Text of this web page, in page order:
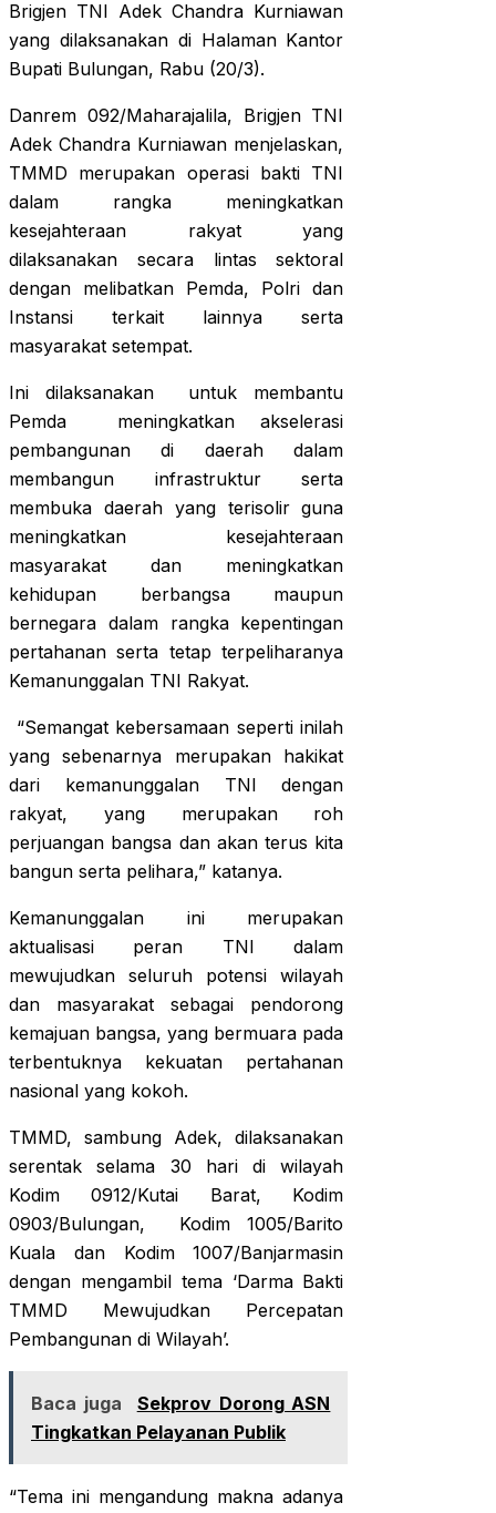
Brigjen TNI Adek Chandra Kurniawan
yang dilaksanakan di Halaman Kantor
Bupati Bulungan, Rabu (20/3).
Danrem 092/Maharajalila, Brigjen TNI
Adek Chandra Kurniawan menjelaskan,
TMMD merupakan operasi bakti TNI
dalam rangka meningkatkan
kesejahteraan rakyat yang
dilaksanakan secara lintas sektoral
dengan melibatkan Pemda, Polri dan
Instansi terkait lainnya serta
masyarakat setempat.
Ini dilaksanakan untuk membantu
Pemda meningkatkan akselerasi
pembangunan di daerah dalam
membangun infrastruktur serta
membuka daerah yang terisolir guna
meningkatkan kesejahteraan
masyarakat dan meningkatkan
kehidupan berbangsa maupun
bernegara dalam rangka kepentingan
pertahanan serta tetap terpeliharanya
Kemanunggalan TNI Rakyat.
“Semangat kebersamaan seperti inilah
yang sebenarnya merupakan hakikat
dari kemanunggalan TNI dengan
rakyat, yang merupakan roh
perjuangan bangsa dan akan terus kita
bangun serta pelihara,” katanya.
Kemanunggalan ini merupakan
aktualisasi peran TNI dalam
mewujudkan seluruh potensi wilayah
dan masyarakat sebagai pendorong
kemajuan bangsa, yang bermuara pada
terbentuknya kekuatan pertahanan
nasional yang kokoh.
TMMD, sambung Adek, dilaksanakan
serentak selama 30 hari di wilayah
Kodim 0912/Kutai Barat, Kodim
0903/Bulungan, Kodim 1005/Barito
Kuala dan Kodim 1007/Banjarmasin
dengan mengambil tema ‘Darma Bakti
TMMD Mewujudkan Percepatan
Pembangunan di Wilayah’.
Baca juga
Sekprov Dorong ASN
Tingkatkan Pelayanan Publik
“Tema ini mengandung makna adanya